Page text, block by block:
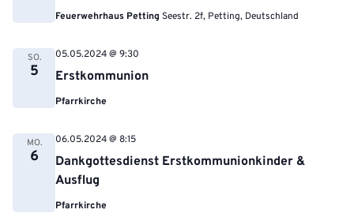
Feuerwehrhaus Petting Seestr. 2f, Petting, Deutschland
SO.
5 Erstkommunion
05.05.2024 @ 9:30
Pfarrkirche
MO.
6
Dankgottesdienst Erstkommunionkinder &
Ausflug
06.05.2024 @ 8:15
Pfarrkirche